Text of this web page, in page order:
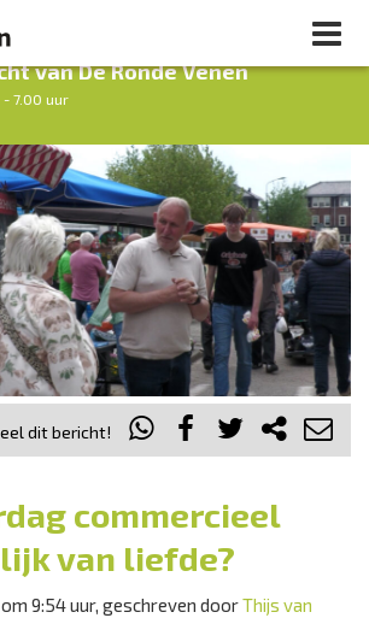
LIVE:
van De Ronde Venen
7.00 uur
uur 1 van 0 Volgend uur
dit bericht!
commercieel
van liefde?
9:54 uur, geschreven doorThijs van